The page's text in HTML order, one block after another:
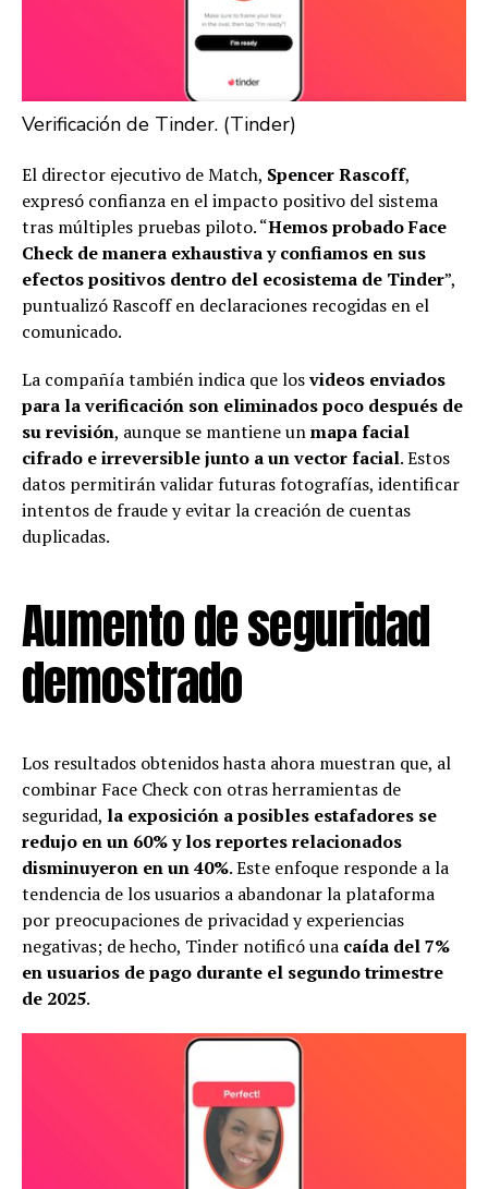
Verificación de Tinder. (Tinder)
El director ejecutivo de Match, Spencer Rascoff,
expresó confianza en el impacto positivo del sistema
tras múltiples pruebas piloto. “Hemos probado Face
Check de manera exhaustiva y confiamos en sus
efectos positivos dentro del ecosistema de Tinder”,
puntualizó Rascoff en declaraciones recogidas en el
comunicado.
La compañía también indica que losvideos enviados
para la verificación son eliminados poco después de
su revisión, aunque se mantiene unmapa facial
cifrado e irreversible junto a un vector facial. Estos
datos permitirán validar futuras fotografías, identificar
intentos de fraude y evitar la creación de cuentas
duplicadas.
Aumento de seguridad
demostrado
Los resultados obtenidos hasta ahora muestran que, al
combinar Face Check con otras herramientas de
seguridad, la exposición a posibles estafadores se
redujo en un 60% y los reportes relacionados
disminuyeron en un 40%. Este enfoque responde a la
tendencia de los usuarios a abandonar la plataforma
por preocupaciones de privacidad y experiencias
negativas; de hecho, Tinder notificó una caída del 7%
en usuarios de pago durante el segundo trimestre
de 2025.